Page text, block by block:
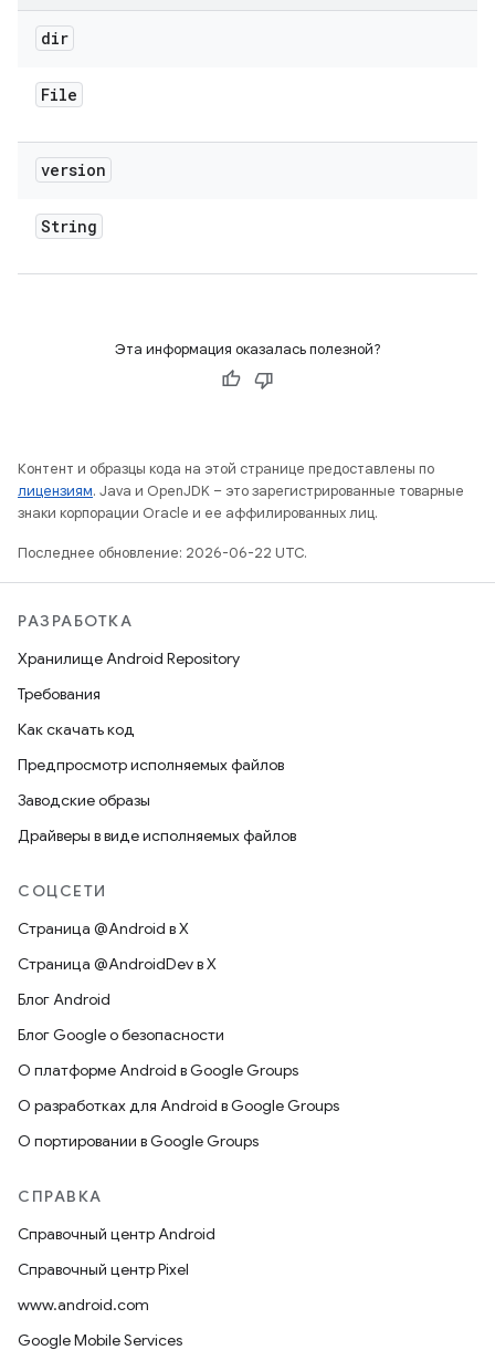
dir
File
version
String
Эта информация оказалась полезной?
Контент и образцы кода на этой странице предоставлены по
лицензиям. Java и OpenJDK – это зарегистрированные товарные
знаки корпорации Oracle и ее аффилированных лиц.
Последнее обновление: 2026-06-22 UTC.
РАЗРАБОТКА
Хранилище Android Repository
Требования
Как скачать код
Предпросмотр исполняемых файлов
Заводские образы
Драйверы в виде исполняемых файлов
СОЦСЕТИ
Страница @Android в X
Страница @AndroidDev в X
Блог Android
Блог Google о безопасности
О платформе Android в Google Groups
О разработках для Android в Google Groups
О портировании в Google Groups
СПРАВКА
Справочный центр Android
Справочный центр Pixel
www.android.com
Google Mobile Services